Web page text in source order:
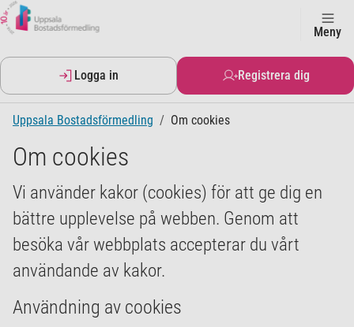
Meny
Logga in Registrera dig
Uppsala Bostadsförmedling Om cookies
Om cookies
Vi använder kakor (cookies) för att ge dig en
bättre upplevelse på webben. Genom att
besöka vår webbplats accepterar du vårt
användande av kakor.
Användning av cookies